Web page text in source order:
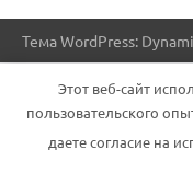
Тема WordPress:
Этот веб-сайт
пользовательского
даете согласие на